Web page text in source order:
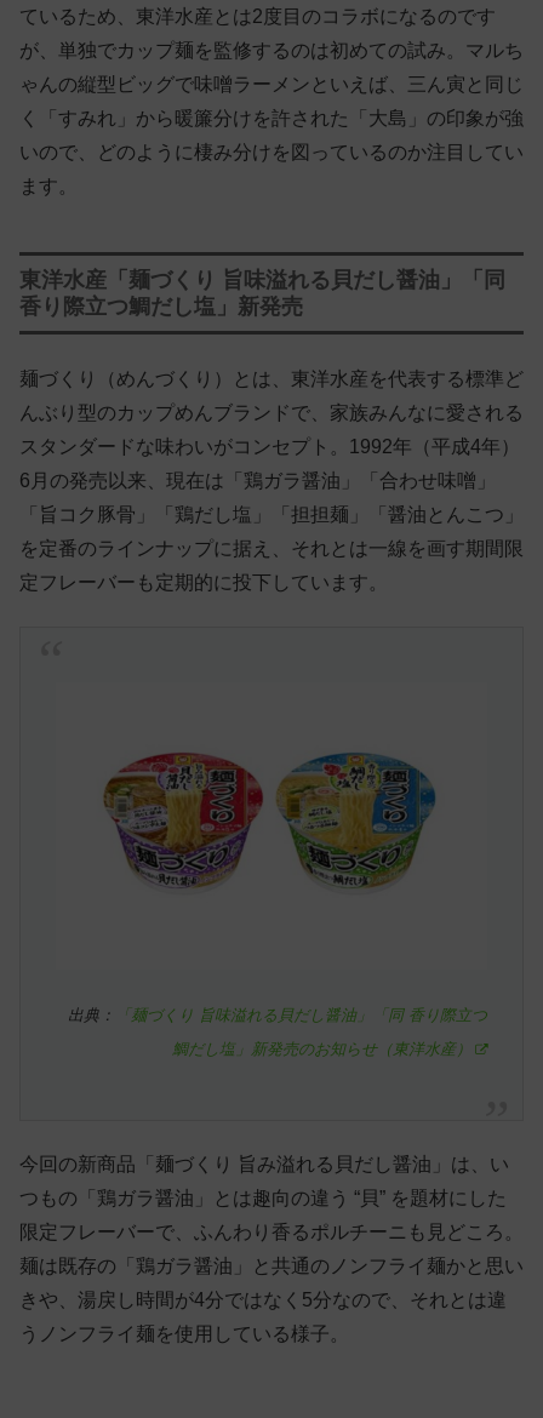
ているため、東洋水産とは2度目のコラボになるのです
が、単独でカップ麺を監修するのは初めての試み。マルち
ゃんの縦型ビッグで味噌ラーメンといえば、三ん寅と同じ
く「すみれ」から暖簾分けを許された「大島」の印象が強
いので、どのように棲み分けを図っているのか注目してい
ます。
東洋水産「麺づくり 旨味溢れる貝だし醤油」「同
香り際立つ鯛だし塩」新発売
麺づくり（めんづくり）とは、東洋水産を代表する標準ど
んぶり型のカップめんブランドで、家族みんなに愛される
スタンダードな味わいがコンセプト。1992年（平成4年）
6月の発売以来、現在は「鶏ガラ醤油」「合わせ味噌」
「旨コク豚骨」「鶏だし塩」「担担麺」「醤油とんこつ」
を定番のラインナップに据え、それとは一線を画す期間限
定フレーバーも定期的に投下しています。
出典：
「麺づくり 旨味溢れる貝だし醤油」「同 香り際立つ
鯛だし塩」新発売のお知らせ（東洋水産）
今回の新商品「麺づくり 旨み溢れる貝だし醤油」は、い
つもの「鶏ガラ醤油」とは趣向の違う “貝” を題材にした
限定フレーバーで、ふんわり香るポルチーニも見どころ。
麺は既存の「鶏ガラ醤油」と共通のノンフライ麺かと思い
きや、湯戻し時間が4分ではなく5分なので、それとは違
うノンフライ麺を使用している様子。